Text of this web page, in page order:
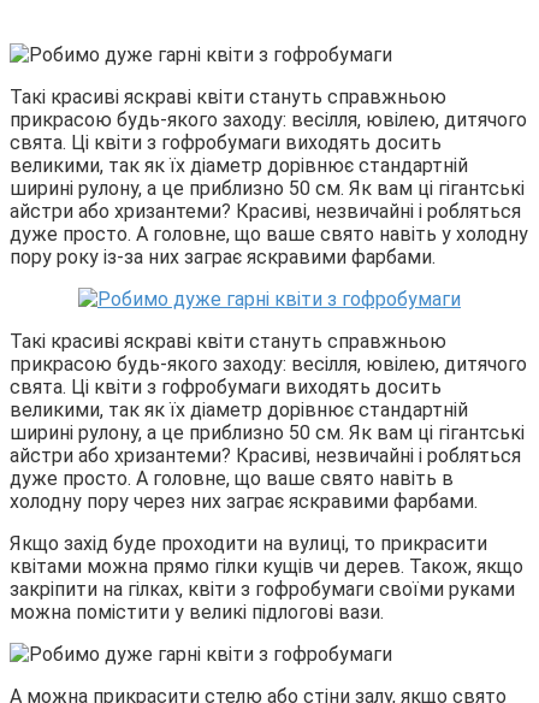
Такі красиві яскраві квіти стануть справжньою
прикрасою будь-якого заходу: весілля, ювілею, дитячого
свята. Ці квіти з гофробумаги виходять досить
великими, так як їх діаметр дорівнює стандартній
ширині рулону, а це приблизно 50 см. Як вам ці гігантські
айстри або хризантеми? Красиві, незвичайні і робляться
дуже просто. А головне, що ваше свято навіть у холодну
пору року із-за них заграє яскравими фарбами.
Такі красиві яскраві квіти стануть справжньою
прикрасою будь-якого заходу: весілля, ювілею, дитячого
свята. Ці квіти з гофробумаги виходять досить
великими, так як їх діаметр дорівнює стандартній
ширині рулону, а це приблизно 50 см. Як вам ці гігантські
айстри або хризантеми? Красиві, незвичайні і робляться
дуже просто. А головне, що ваше свято навіть в
холодну пору через них заграє яскравими фарбами.
Якщо захід буде проходити на вулиці, то прикрасити
квітами можна прямо гілки кущів чи дерев. Також, якщо
закріпити на гілках, квіти з гофробумаги своїми руками
можна помістити у великі підлогові вази.
А можна прикрасити стелю або стіни залу, якщо свято